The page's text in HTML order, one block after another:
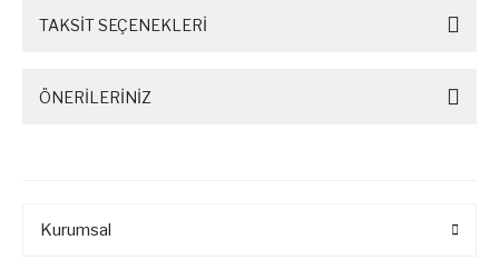
TAKSİT SEÇENEKLERİ
ÖNERİLERİNİZ
Kurumsal